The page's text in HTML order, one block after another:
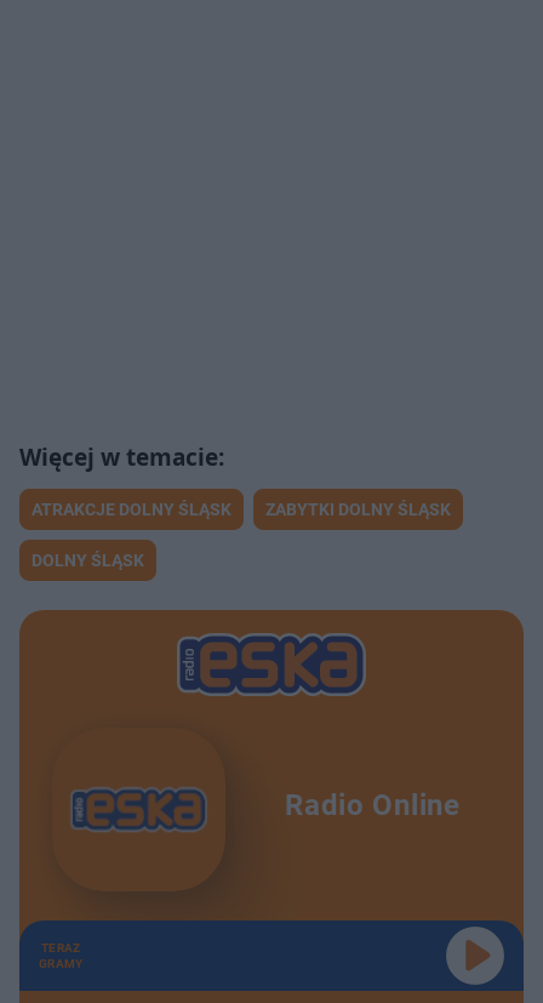
ATRAKCJE DOLNY ŚLĄSK ZABYTKI DOLNY ŚLĄSK
DOLNY ŚLĄSK
Radio Online
TERAZ
GRAMY